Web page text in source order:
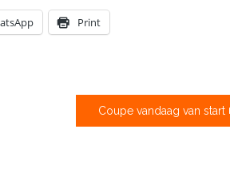
Print
Coupe vandaag van start